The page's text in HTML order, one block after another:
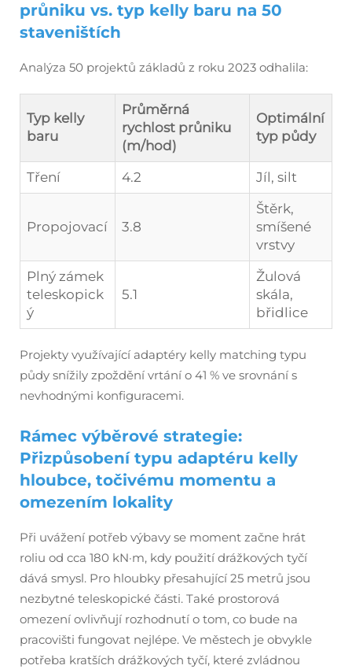
průniku vs. typ kelly baru na 50
staveništích
Analýza 50 projektů základů z roku 2023 odhalila:
Typ kelly
baru
Průměrná
rychlost průniku
(m/hod)
Optimální
typ půdy
Tření 4.2 Jíl, silt
Propojovací 3.8
Štěrk,
smíšené
vrstvy
Plný zámek
teleskopick
ý
5.1
Žulová
skála,
břidlice
Projekty využívající adaptéry kelly matching typu
půdy snížily zpoždění vrtání o 41 % ve srovnání s
nevhodnými konfiguracemi.
Rámec výběrové strategie:
Přizpůsobení typu adaptéru kelly
hloubce, točivému momentu a
omezením lokality
Při uvážení potřeb výbavy se moment začne hrát
roliu od cca 180 kN·m, kdy použití drážkových tyčí
dává smysl. Pro hloubky přesahující 25 metrů jsou
nezbytné teleskopické části. Také prostorová
omezení ovlivňují rozhodnutí o tom, co bude na
pracovišti fungovat nejlépe. Ve městech je obvykle
potřeba kratších drážkových tyčí, které zvládnou